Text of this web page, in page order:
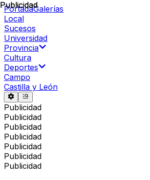
PortadaGalerías
Local
Sucesos
Universidad
Provincia
Cultura
Deportes
Campo
Castilla y León
Publicidad
Publicidad
Publicidad
Publicidad
Publicidad
Publicidad
Publicidad
Publicidad
Publicidad